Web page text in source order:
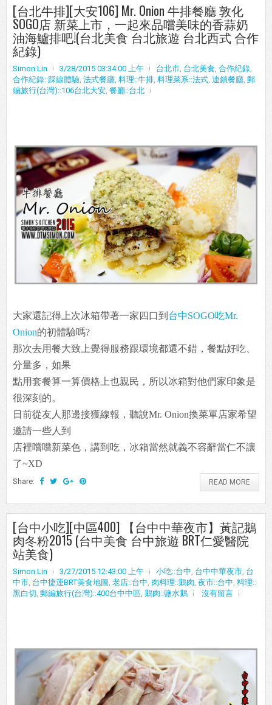
[台北牛排][大安106] Mr. Onion 牛排餐廳 敦化
SOGO店 新菜上市，一起來品嚐美味的香蒜奶
油海鱸排吧!(台北美食 台北旅遊 台北西式 合作
紀錄)
Simon Lin 3/28/2015 03:34:00 上午 台北市 台北美食 合作紀錄
合作紀錄::踩線體驗 法式餐廳 料理::牛排 料理菜系::法式 連鎖餐廳 郵
編旅行(台灣)::106台北大安 餐廳::台北
大家還記得上次冰箱帶著一家四口到 台中SOGO吃Mr.
Onion的初體驗嗎?
那次去用餐大致上覺得服務跟環境都還不錯，餐點好吃、
分量多，如果
點用套餐算一算價格上也親民，所以冰箱對他們家印象是
很深刻的。
日前從友人那邊接獲線報，聽說Mr. Onion換菜單店家希望
邀請一些人到
店裡嚐嚐新菜色，講到吃，冰箱當然就義不容辭當仁不讓
了~XD
Share: READ MORE
[台中小吃][中區400] 【台中中華夜市】黃記鵝
肉冬粉2015 (台中美食 台中旅遊 BRT仁愛醫院
站美食)
Simon Lin 3/27/2015 12:43:00 上午 小吃::台中 台中中華夜市 台
中市 台中捷運BRT美食地圖 老店::台中 肉料理::鵝肉 夜市::台中 料理::
黑白切 郵編旅行(台灣)::400台中中區 鵝肉::鹽水鵝 沒有留言